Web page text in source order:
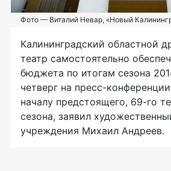
Фото — Виталий Невар, «Новый
Калининградский областной
театр самостоятельно
бюджета по итогам сезона
четверг на пресс-конференции
началу предстоящего, 69-го
сезона, заявил
учреждения Михаил Андреев.